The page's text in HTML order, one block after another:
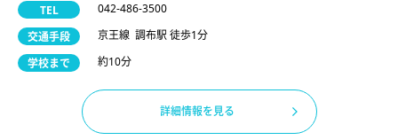
TEL
042-486-3500
交通手段
京王線 調布駅 徒歩1分
学校まで
約10分
詳細情報を見る